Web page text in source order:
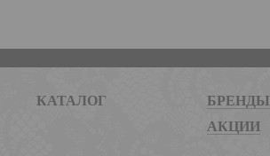
КАТАЛОГ
БРЕНДЫ
АКЦИИ